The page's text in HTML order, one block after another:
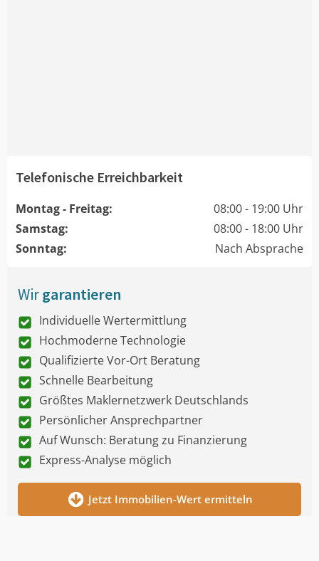
Telefonische Erreichbarkeit
Montag - Freitag:
08:00 - 19:00 Uhr
Samstag:
08:00 - 18:00 Uhr
Sonntag:
Nach Absprache
Wirgarantieren
Individuelle Wertermittlung
Hochmoderne Technologie
Qualifizierte Vor-Ort Beratung
Schnelle Bearbeitung
Größtes Maklernetzwerk Deutschlands
Persönlicher Ansprechpartner
Auf Wunsch: Beratung zu Finanzierung
Express-Analyse möglich
Jetzt Immobilien-Wert ermitteln